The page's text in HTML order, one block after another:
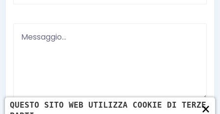
×
QUESTO SITO WEB UTILIZZA COOKIE DI TERZE